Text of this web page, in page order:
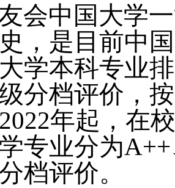
会中国大学
，是目前中
学本科专业
分档评价，
年起，在
专业分为
档评价。